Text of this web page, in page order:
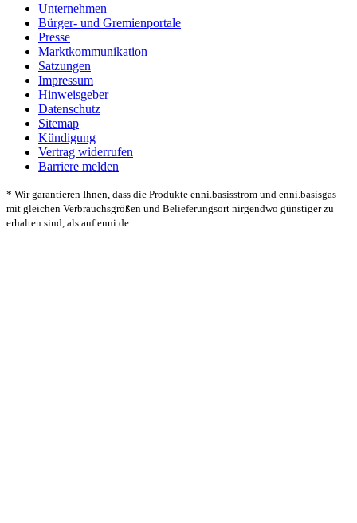
Unternehmen
Bürger- und Gremienportale
Presse
Marktkommunikation
Satzungen
Impressum
Hinweisgeber
Datenschutz
Sitemap
Kündigung
Vertrag widerrufen
Barriere melden
* Wir garantieren Ihnen, dass die Produkte enni.basisstrom und enni.basisgas
mit gleichen Verbrauchsgrößen und Belieferungsort nirgendwo günstiger zu
erhalten sind, als auf enni.de.